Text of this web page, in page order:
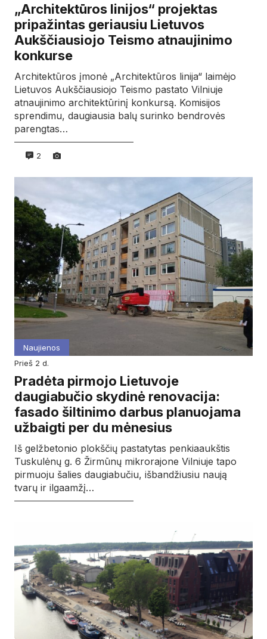
„Architektūros linijos“ projektas
pripažintas geriausiu Lietuvos
Aukščiausiojo Teismo atnaujinimo
konkurse
Architektūros įmonė „Architektūros linija“ laimėjo
Lietuvos Aukščiausiojo Teismo pastato Vilniuje
atnaujinimo architektūrinį konkursą. Komisijos
sprendimu, daugiausia balų surinko bendrovės
parengtas…
2
Naujienos
prieš 2 d.
Pradėta pirmojo Lietuvoje
daugiabučio skydinė renovacija:
fasado šiltinimo darbus planuojama
užbaigti per du mėnesius
Iš gelžbetonio plokščių pastatytas penkiaaukštis
Tuskulėnų g. 6 Žirmūnų mikrorajone Vilniuje tapo
pirmuoju šalies daugiabučiu, išbandžiusiu naują
tvarų ir ilgaamžį…